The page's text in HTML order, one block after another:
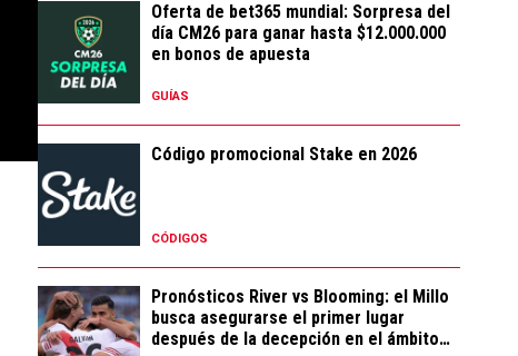
Oferta de bet365 mundial: Sorpresa del
día CM26 para ganar hasta $12.000.000
en bonos de apuesta
GUÍAS
Código promocional Stake en 2026
CÓDIGOS
Pronósticos River vs Blooming: el Millo
busca asegurarse el primer lugar
después de la decepción en el ámbito